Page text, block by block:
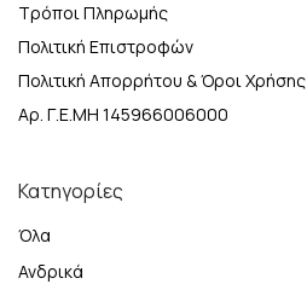
Τρόποι Πληρωμής
Πολιτική Επιστροφών
Πολιτική Απορρήτου & Όροι Χρήσης
Αρ. Γ.Ε.ΜΗ 145966006000
Κατηγορίες
Όλα
Ανδρικά